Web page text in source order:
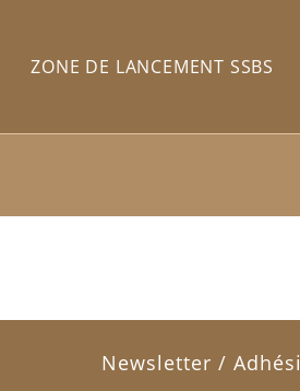
ZONE DE LANCEMENT SSBS
Newsletter /